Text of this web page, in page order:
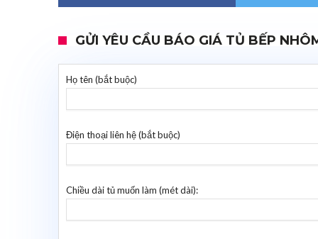
GỬI YÊU CẦU BÁO GIÁ TỦ BẾP
Họ tên (bắt buộc)
Điện thoại liên hệ (bắt buộc)
Chiều dài tủ muốn làm (mét dài):